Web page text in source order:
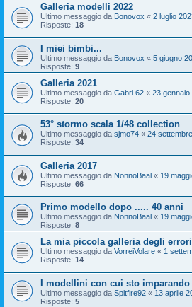
Galleria modelli 2022
Ultimo messaggio da Bonovox « 2 luglio
Risposte: 18
I miei bimbi...
Ultimo messaggio da Bonovox « 5 giugno
Risposte: 9
Galleria 2021
Ultimo messaggio da Gabri 62 « 23 gennaio
Risposte: 20
53° stormo scala 1/48 collection
Ultimo messaggio da sjmo74 « 24
Risposte: 34
Galleria 2017
Ultimo messaggio da NonnoBaal « 19
Risposte: 66
Primo modello dopo ..... 40 anni
Ultimo messaggio da NonnoBaal « 19
Risposte: 8
La mia piccola galleria degli
Ultimo messaggio da VorreiVolare « 1
Risposte: 14
I modellini con cui sto
Ultimo messaggio da Spitfire92 « 13 aprile
Risposte: 5